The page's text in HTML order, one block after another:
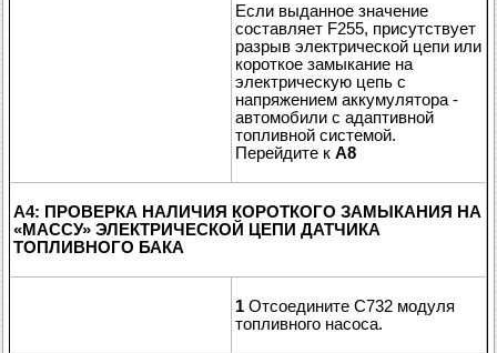
Если выданное значение
составляет F255, присутствует
разрыв электрической цепи или
короткое замыкание на
электрическую цепь с
напряжением аккумулятора -
автомобили с адаптивной
топливной системой.
Перейдите к A8
A4: ПРОВЕРКА НАЛИЧИЯ КОРОТКОГО ЗАМЫКАНИЯ НА
«МАССУ» ЭЛЕКТРИЧЕСКОЙ ЦЕПИ ДАТЧИКА
ТОПЛИВНОГО БАКА
1 Отсоедините C732 модуля
топливного насоса.